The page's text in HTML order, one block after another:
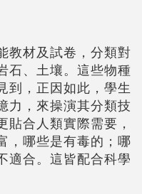
教材及試卷，分類對
石、土壤。這些物種
到，正因如此，學生
力，來操演其分類技
合人類實際需要，
，哪些是有毒的；哪
適合。這皆配合科學